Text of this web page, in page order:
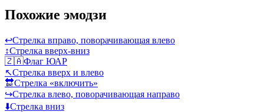
Похожие эмодзи
↩️Стрелка вправо, поворачивающая влево
↕️Стрелка вверх-вниз
🇿🇦Флаг ЮАР
↖️Стрелка вверх и влево
🔛Стрелка «включить»
↪️Стрелка влево, поворачивающая направо
⬇️Стрелка вниз